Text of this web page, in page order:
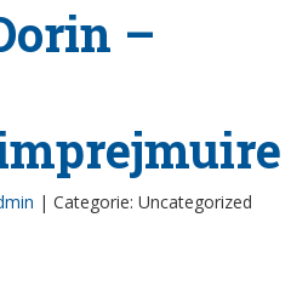
–
| Categorie: Uncategorized